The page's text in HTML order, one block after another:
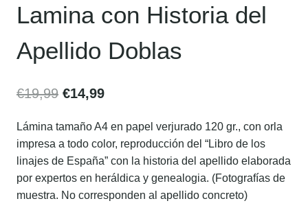
Lamina con Historia del
Apellido Doblas
€19,99 €14,99
Lámina tamaño A4 en papel verjurado 120 gr., con orla
impresa a todo color, reproducción del “Libro de los
linajes de España” con la historia del apellido elaborada
por expertos en heráldica y genealogia. (Fotografías de
muestra. No corresponden al apellido concreto)